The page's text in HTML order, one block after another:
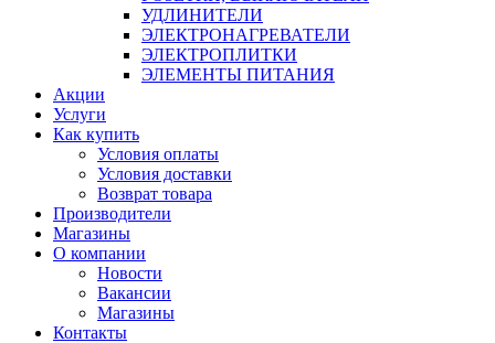
УДЛИНИТЕЛИ
ЭЛЕКТРОНАГРЕВАТЕЛИ
ЭЛЕКТРОПЛИТКИ
ЭЛЕМЕНТЫ ПИТАНИЯ
Акции
Услуги
Как купить
Условия оплаты
Условия доставки
Возврат товара
Производители
Магазины
О компании
Новости
Вакансии
Магазины
Контакты